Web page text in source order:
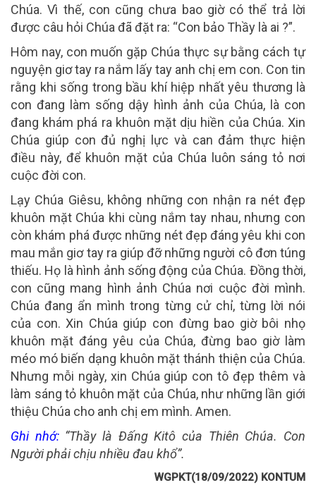
Chúa. Vì thế, con cũng chưa bao giờ có thể trả lời
được câu hỏi Chúa đã đặt ra: “Con bảo Thầy là ai ?”.
Hôm nay, con muốn gặp Chúa thực sự bằng cách tự
nguyện giơ tay ra nắm lấy tay anh chị em con. Con tin
rằng khi sống trong bầu khí hiệp nhất yêu thương là
con đang làm sống dậy hình ảnh của Chúa, là con
đang khám phá ra khuôn mặt dịu hiền của Chúa. Xin
Chúa giúp con đủ nghị lực và can đảm thực hiện
điều này, để khuôn mặt của Chúa luôn sáng tỏ nơi
cuộc đời con.
Lạy Chúa Giêsu, không những con nhận ra nét đẹp
khuôn mặt Chúa khi cùng nắm tay nhau, nhưng con
còn khám phá được những nét đẹp đáng yêu khi con
mau mắn giơ tay ra giúp đỡ những người cô đơn túng
thiếu. Họ là hình ảnh sống động của Chúa. Đồng thời,
con cũng mang hình ảnh Chúa nơi cuộc đời mình.
Chúa đang ẩn mình trong từng cử chỉ, từng lời nói
của con. Xin Chúa giúp con đừng bao giờ bôi nhọ
khuôn mặt đáng yêu của Chúa, đừng bao giờ làm
méo mó biến dạng khuôn mặt thánh thiện của Chúa.
Nhưng mỗi ngày, xin Chúa giúp con tô đẹp thêm và
làm sáng tỏ khuôn mặt của Chúa, như những lần giới
thiệu Chúa cho anh chị em mình. Amen.
Ghi nhớ: “Thầy là Ðấng Kitô của Thiên Chúa. Con
Người phải chịu nhiều đau khổ”.
WGPKT(18/09/2022) KONTUM